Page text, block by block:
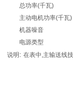
总功率(千瓦)
主动电机功率(千瓦)
机器噪音
电源类型
说明 : 在表中,主输送线